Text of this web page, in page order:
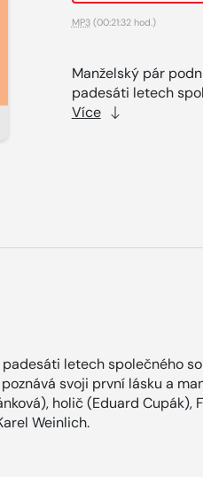
MP3(00:21:32 hod.)
Manželský pár
padesáti letech
Více
letech společného
svoji první lásku a
holič (Eduard Cupák),
Weinlich.